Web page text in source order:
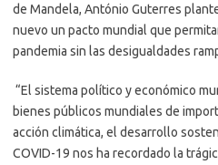
de Mandela, António Guterres
nuevo un pacto mundial que
pandemia sin las desigualdades
“El sistema político y económico
bienes públicos mundiales de
acción climática, el desarrollo
COVID-19 nos ha recordado la